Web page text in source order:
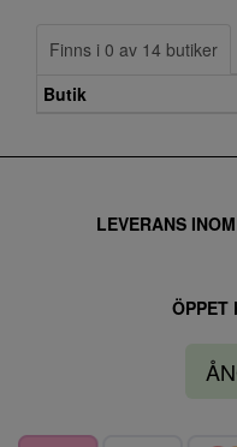
Finns i 0 av 14 butiker
Butik
LEVERANS
ÖPPET